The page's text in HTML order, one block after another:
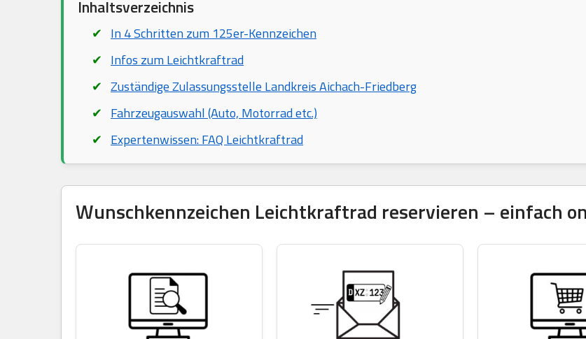
Inhaltsverzeichnis
In 4 Schritten zum 125er-Kennzeichen
Infos zum Leichtkraftrad
Zuständige Zulassungsstelle Landkreis Aichach-Friedberg
Fahrzeugauswahl (Auto, Motorrad etc.)
Expertenwissen: FAQ Leichtkraftrad
Wunschkennzeichen Leichtkraftrad reservieren – einfach